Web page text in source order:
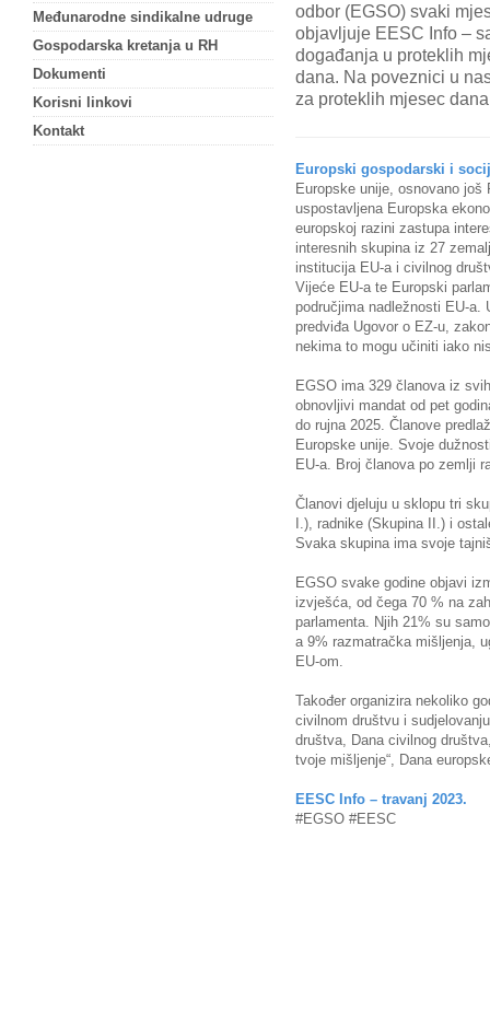
odbor (EGSO) svaki
objavljuje EESC Info –
događanja u proteklih
dana. Na poveznici u
za proteklih mjesec
Europski gospodarski i
Europske unije, osnovano
uspostavljena Europska
europskoj razini zastupa
interesnih skupina iz 27
institucija EU-a i civilnog
Vijeće EU-a te Europski
područjima nadležnosti EU-
predviđa Ugovor o EZ-u,
nekima to mogu učiniti iako
EGSO ima 329 članova iz
obnovljivi mandat od pet
do rujna 2025. Članove
Europske unije. Svoje
EU-a. Broj članova po zemlji
Članovi djeluju u sklopu tri
I.), radnike (Skupina II.) i
Svaka skupina ima svoje
EGSO svake godine objavi
izvješća, od čega 70 % na
parlamenta. Njih 21% su
a 9% razmatračka mišljenja,
EU-om.
Također organizira nekoliko
civilnom društvu i
društva, Dana civilnog
tvoje mišljenje“, Dana
EESC Info – travanj 2023.
#EGSO #EESC
Međunarodne sindikalne udruge
Gospodarska kretanja u RH
Dokumenti
Korisni linkovi
Kontakt